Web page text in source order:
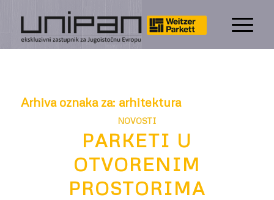
Arhiva oznaka za: arhitektura
NOVOSTI
PARKETI U
OTVORENIM
PROSTORIMA